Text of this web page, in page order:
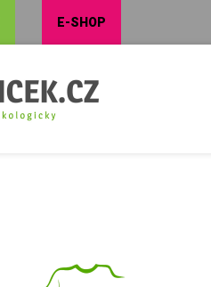
E-SHOP